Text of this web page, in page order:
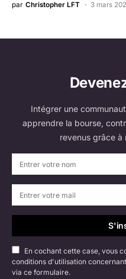
par Christopher LFT 3 mars
Intégrer une
apprendre la bourse,
revenus grâce à
En cochant cette case, vous
conditions d'utilisation
via ce formulaire.